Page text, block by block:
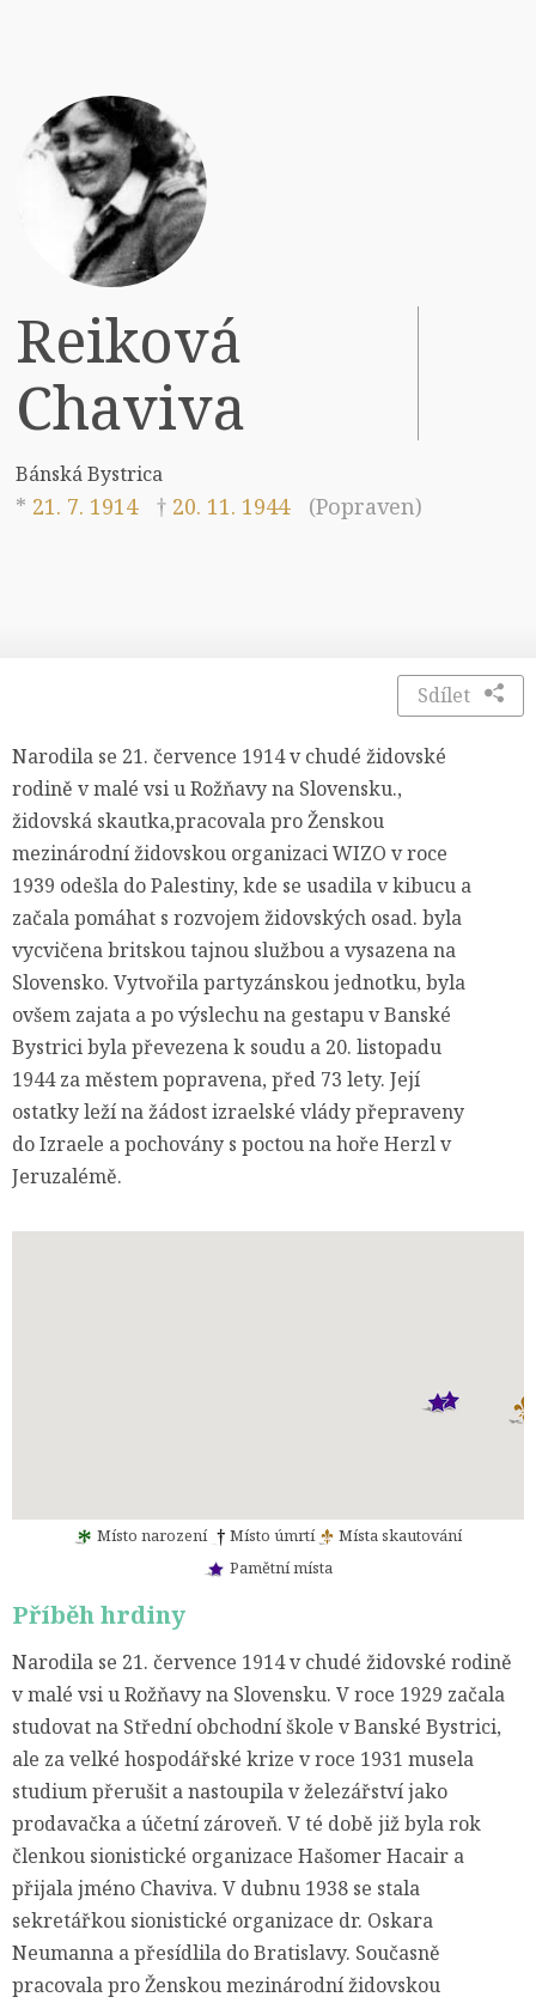
Reiková
Chaviva
Bánská Bystrica
* 21. 7. 1914 † 20. 11. 1944 (Popraven)
Sdílet
Narodila se 21. července 1914 v chudé židovské
rodině v malé vsi u Rožňavy na Slovensku.,
židovská skautka,pracovala pro Ženskou
mezinárodní židovskou organizaci WIZO v roce
1939 odešla do Palestiny, kde se usadila v kibucu a
začala pomáhat s rozvojem židovských osad. byla
vycvičena britskou tajnou službou a vysazena na
Slovensko. Vytvořila partyzánskou jednotku, byla
ovšem zajata a po výslechu na gestapu v Banské
Bystrici byla převezena k soudu a 20. listopadu
1944 za městem popravena, před 73 lety. Její
ostatky leží na žádost izraelské vlády přepraveny
do Izraele a pochovány s poctou na hoře Herzl v
Jeruzalémě.
Místo narození Místo úmrtí
Místa skautování
Pamětní místa
Příběh hrdiny
Narodila se 21. července 1914 v chudé židovské rodině
v malé vsi u Rožňavy na Slovensku. V roce 1929 začala
studovat na Střední obchodní škole v Banské Bystrici,
ale za velké hospodářské krize v roce 1931 musela
studium přerušit a nastoupila v železářství jako
prodavačka a účetní zároveň. V té době již byla rok
členkou sionistické organizace Hašomer Hacair a
přijala jméno Chaviva. V dubnu 1938 se stala
sekretářkou sionistické organizace dr. Oskara
Neumanna a přesídlila do Bratislavy. Současně
pracovala pro Ženskou mezinárodní židovskou